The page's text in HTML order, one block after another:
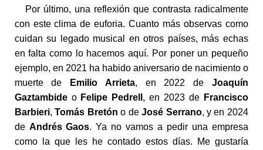
Por último, una reflexión que contrasta radicalmente
con este clima de euforia. Cuanto más observas como
cuidan su legado musical en otros países, más echas
en falta como lo hacemos aquí. Por poner un pequeño
ejemplo, en 2021 ha habido aniversario de nacimiento o
muerte de
Emilio Arrieta, en 2022 de Joaquín
Gaztambideo Felipe Pedrell , en 2023 de Francisco
Barbieri,Tomás Bretón o deJosé Serrano, y en 2024
de Andrés Gaos. Ya no vamos a pedir una empresa
como la que les he contado estos días. Me gustaría